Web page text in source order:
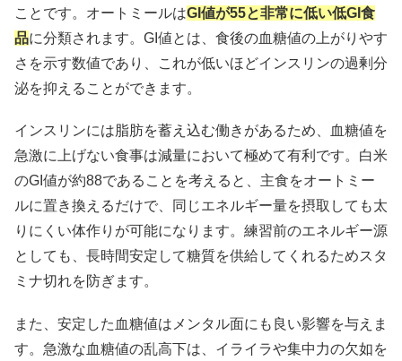
ことです。オートミールはGI値が55と非常に低い低GI食
品に分類されます。GI値とは、食後の血糖値の上がりやす
さを示す数値であり、これが低いほどインスリンの過剰分
泌を抑えることができます。
インスリンには脂肪を蓄え込む働きがあるため、血糖値を
急激に上げない食事は減量において極めて有利です。白米
のGI値が約88であることを考えると、主食をオートミー
ルに置き換えるだけで、同じエネルギー量を摂取しても太
りにくい体作りが可能になります。練習前のエネルギー源
としても、長時間安定して糖質を供給してくれるためスタ
ミナ切れを防ぎます。
また、安定した血糖値はメンタル面にも良い影響を与えま
す。急激な血糖値の乱高下は、イライラや集中力の欠如を